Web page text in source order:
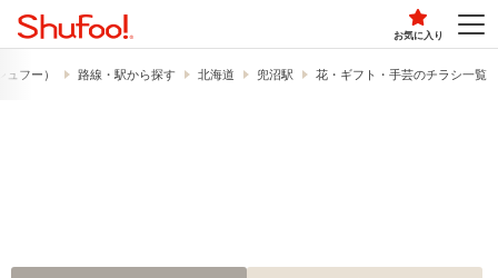
お気に入り
フー） 路線・駅から探す 北海道 兜沼駅 花・ギフト・手芸のチラシ一覧